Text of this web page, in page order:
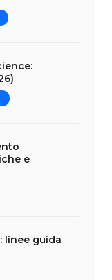
e
linee guida